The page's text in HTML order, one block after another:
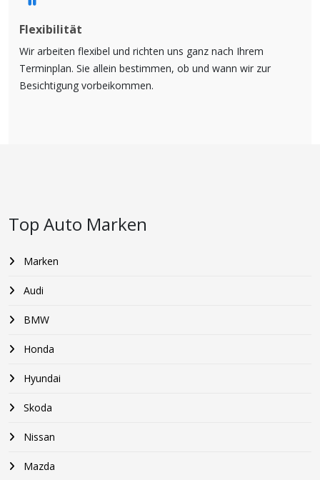
Flexibilität
Wir arbeiten flexibel und richten uns ganz nach Ihrem
Terminplan. Sie allein bestimmen, ob und wann wir zur
Besichtigung vorbeikommen.
Top Auto Marken
Marken
Audi
BMW
Honda
Hyundai
Skoda
Nissan
Mazda